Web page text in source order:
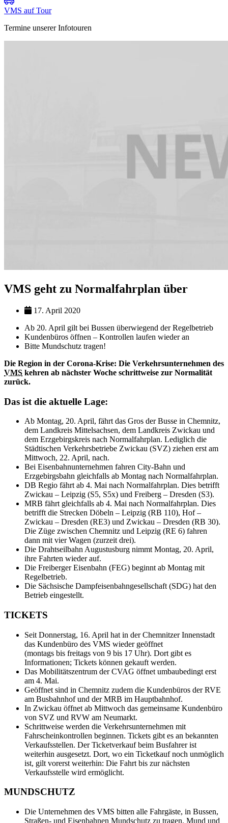
VMS auf Tour
Termine unserer Infotouren
VMS geht zu Normalfahrplan über
17. April 2020
Ab 20. April gilt bei Bussen überwiegend der Regelbetrieb
Kundenbüros öffnen – Kontrollen laufen wieder an
Bitte Mundschutz tragen!
Die Region in der Corona-Krise: Die Verkehrsunternehmen des
VMS kehren ab nächster Woche schrittweise zur Normalität
zurück.
Das ist die aktuelle Lage:
Ab Montag, 20. April, fährt das Gros der Busse in Chemnitz,
dem Landkreis Mittelsachsen, dem Landkreis Zwickau und
dem Erzgebirgskreis nach Normalfahrplan. Lediglich die
Städtischen Verkehrsbetriebe Zwickau (SVZ) ziehen erst am
Mittwoch, 22. April, nach.
Bei Eisenbahnunternehmen fahren City-Bahn und
Erzgebirgsbahn gleichfalls ab Montag nach Normalfahrplan.
DB Regio fährt ab 4. Mai nach Normalfahrplan. Dies betrifft
Zwickau – Leipzig (S5, S5x) und Freiberg – Dresden (S3).
MRB fährt gleichfalls ab 4. Mai nach Normalfahrplan. Dies
betrifft die Strecken Döbeln – Leipzig (RB 110), Hof –
Zwickau – Dresden (RE3) und Zwickau – Dresden (RB 30).
Die Züge zwischen Chemnitz und Leipzig (RE 6) fahren
dann mit vier Wagen (zurzeit drei).
Die Drahtseilbahn Augustusburg nimmt Montag, 20. April,
ihre Fahrten wieder auf.
Die Freiberger Eisenbahn (FEG) beginnt ab Montag mit
Regelbetrieb.
Die Sächsische Dampfeisenbahngesellschaft (SDG) hat den
Betrieb eingestellt.
TICKETS
Seit Donnerstag, 16. April hat in der Chemnitzer Innenstadt
das Kundenbüro des VMS wieder geöffnet
(montags bis freitags von 9 bis 17 Uhr). Dort gibt es
Informationen; Tickets können gekauft werden.
Das Mobilitätszentrum der CVAG öffnet umbaubedingt erst
am 4. Mai.
Geöffnet sind in Chemnitz zudem die Kundenbüros der RVE
am Busbahnhof und der MRB im Hauptbahnhof.
In Zwickau öffnet ab Mittwoch das gemeinsame Kundenbüro
von SVZ und RVW am Neumarkt.
Schrittweise werden die Verkehrsunternehmen mit
Fahrscheinkontrollen beginnen. Tickets gibt es an bekannten
Verkaufsstellen. Der Ticketverkauf beim Busfahrer ist
weiterhin ausgesetzt. Dort, wo ein Ticketkauf noch unmöglich
ist, gilt vorerst weiterhin: Die Fahrt bis zur nächsten
Verkaufsstelle wird ermöglicht.
MUNDSCHUTZ
Die Unternehmen des VMS bitten alle Fahrgäste, in Bussen,
Straßen- und Eisenbahnen Mundschutz zu tragen. Mund und